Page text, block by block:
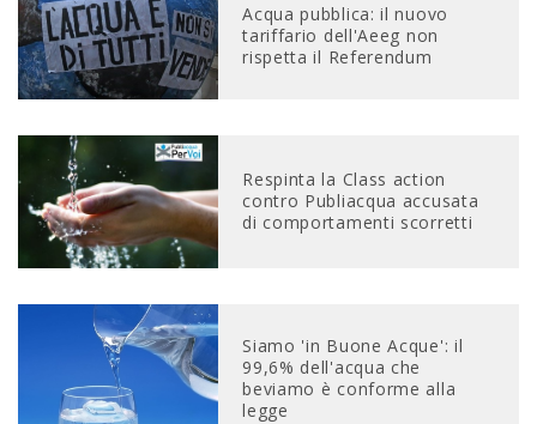
Acqua pubblica: il nuovo
tariffario dell'Aeeg non
rispetta il Referendum
Respinta la Class action
contro Publiacqua accusata
di comportamenti scorretti
Siamo 'in Buone Acque': il
99,6% dell'acqua che
beviamo è conforme alla
legge